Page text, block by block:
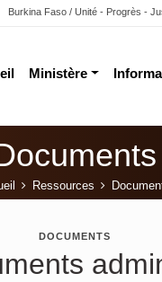
Burkina Faso / Unité - Progrès -
Ministère
Ressources
DOCUMENTS